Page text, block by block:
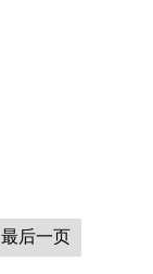
最后一页